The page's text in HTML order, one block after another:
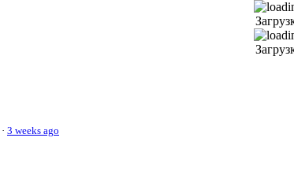
· 3 weeks ago